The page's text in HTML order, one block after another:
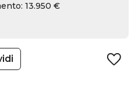
13.950 €